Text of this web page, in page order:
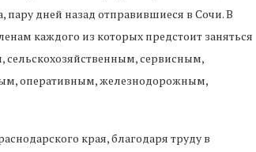
пару дней назад отправившиеся в Сочи. В
каждого из которых предстоит заняться
сервисным,
оперативным, железнодорожным,
края, благодаря труду в